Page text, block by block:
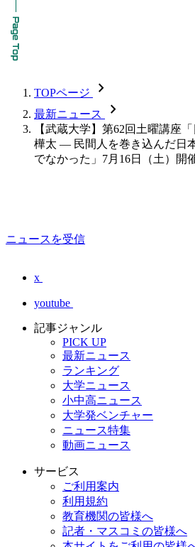
TOPページ chevron_forward
最新ニュース chevron_forward
【武蔵大学】第62回土曜講座
樺太 — 民間人を巻き込んだ日
でなかった」7月16日（土）開
ニュースを受信
x
youtube
記事ジャンル
PICK UP
最新ニュース
ランキング
大学ニュース
小中高ニュース
大学発ベンチャー
ニュース特集
動画ニュース
サービス
ご利用案内
利用規約
教育機関の皆様へ
記者・マスコミの皆様へ